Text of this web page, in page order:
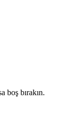
boş bırakın.